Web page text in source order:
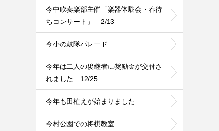
今中吹奏楽部主催「楽器体験会・春待
ちコンサート」 2/13
今小の鼓隊パレード
今年は二人の後継者に奨励金が交付さ
れました 12/25
今年も田植えが始まりました
今村公園での将棋教室